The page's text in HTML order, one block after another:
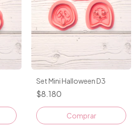
Set Mini Halloween D3
$8.180